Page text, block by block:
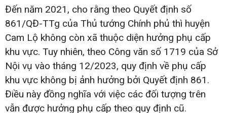
Đến năm 2021, cho rằng theo Quyết định số
861/QĐ-TTg của Thủ tướng Chính phủ thì huyện
Cam Lộ không còn xã thuộc diện hưởng phụ cấp
khu vực. Tuy nhiên, theo Công văn số 1719 của Sở
Nội vụ vào tháng 12/2023, quy định về phụ cấp
khu vực không bị ảnh hưởng bởi Quyết định 861.
Điều này đồng nghĩa với việc các đối tượng trên
vẫn được hưởng phụ cấp theo quy định cũ.